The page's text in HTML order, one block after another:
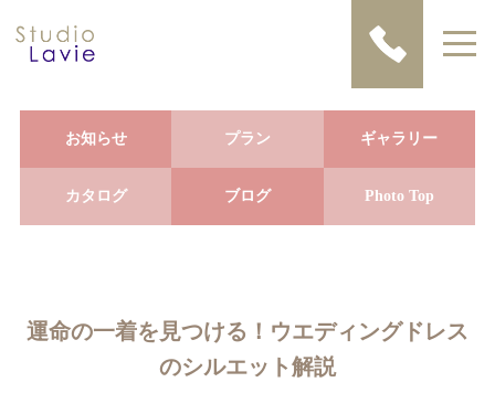
お知らせ プラン ギャラリー
カタログ ブログ Photo Top
運命の一着を見つける！ウエディングドレス
のシルエット解説